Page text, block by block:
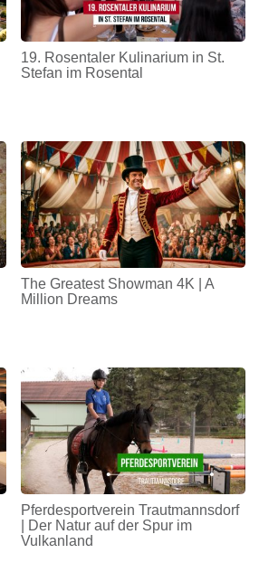
19. Rosentaler Kulinarium in St.
Stefan im Rosental
The Greatest Showman 4K | A
Million Dreams
Pferdesportverein Trautmannsdorf
| Der Natur auf der Spur im
Vulkanland